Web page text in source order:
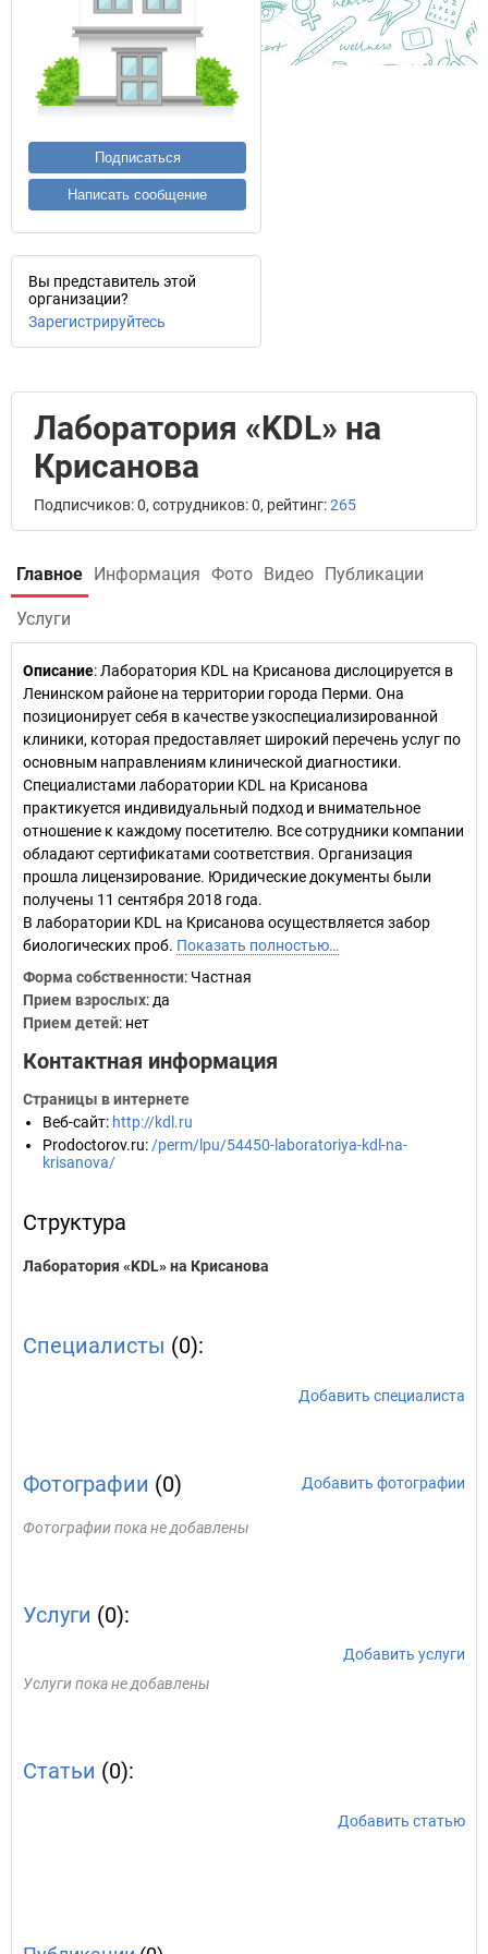
Подписаться
Написать сообщение
Вы представитель этой
организации?
Зарегистрируйтесь
Лаборатория «KDL» на
Крисанова
Подписчиков: 0, сотрудников: 0, рейтинг:265
Главное Информация Фото Видео Публикации
Услуги
Описание: Лаборатория KDL на Крисанова дислоцируется в
Ленинском районе на территории города Перми. Она
позиционирует себя в качестве узкоспециализированной
клиники, которая предоставляет широкий перечень услуг по
основным направлениям клинической диагностики.
Специалистами лаборатории KDL на Крисанова
практикуется индивидуальный подход и внимательное
отношение к каждому посетителю. Все сотрудники компании
обладают сертификатами соответствия. Организация
прошла лицензирование. Юридические документы были
получены 11 сентября 2018 года.
В лаборатории KDL на Крисанова осуществляется забор
биологических проб. Показать полностью…
Форма собственности: Частная
Прием взрослых: да
Прием детей: нет
Контактная информация
Страницы в интернете
Веб-сайт: http://kdl.ru
Prodoctorov.ru: /perm/lpu/54450-laboratoriya-kdl-na-
krisanova/
Структура
Лаборатория «KDL» на Крисанова
Специалисты (0):
Добавить специалиста
Фотографии (0) Добавить фотографии
Фотографии пока не добавлены
Услуги (0):
Добавить услуги
Услуги пока не добавлены
Статьи (0):
Добавить статью